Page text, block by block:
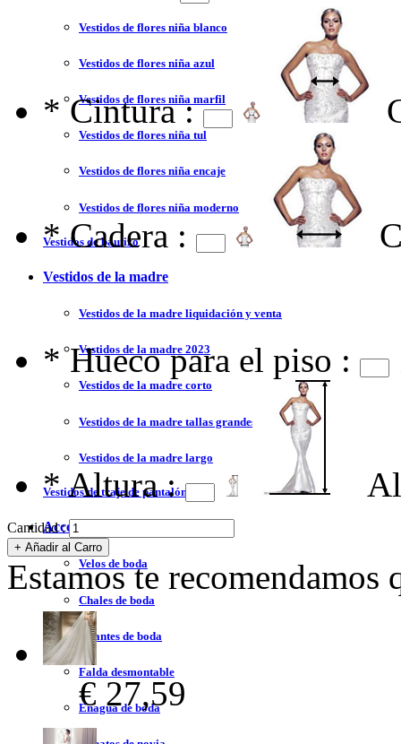
Vestidos de flores niña blanco
Vestidos de flores niña azul
Vestidos de flores niña marfil
Vestidos de flores niña tul
Vestidos de flores niña encaje
Vestidos de flores niña moderno
Vestidos de bautizo
Vestidos de la madre
Vestidos de la madre liquidación y venta
Vestidos de la madre 2023
Vestidos de la madre corto
Vestidos de la madre tallas grandes
Vestidos de la madre largo
Vestidos de traje de pantalón
Accesorios de Boda
Velos de boda
Chales de boda
Guantes de boda
Falda desmontable
Enagua de boda
* Cintura :
* Cadera :
* Hueco para el piso :
*Altura :
Cantidad :
Estamos te recomendamos
€ 27,59